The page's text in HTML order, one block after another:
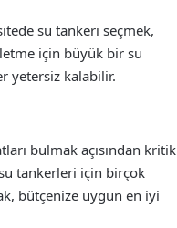
su tankeri seçmek,
için büyük bir su
yetersiz kalabilir.
bulmak açısından kritik
tankerleri için birçok
bütçenize uygun en iyi